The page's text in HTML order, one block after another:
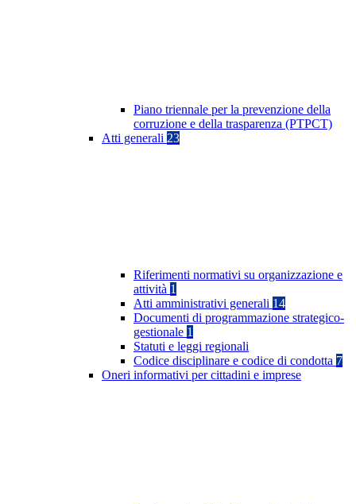
Piano triennale per la prevenzione della
corruzione e della trasparenza (PTPCT)
Atti generali 23
Riferimenti normativi su organizzazione e
attività 1
Atti amministrativi generali 14
Documenti di programmazione strategico-
gestionale 1
Statuti e leggi regionali
Codice disciplinare e codice di condotta 7
Oneri informativi per cittadini e imprese